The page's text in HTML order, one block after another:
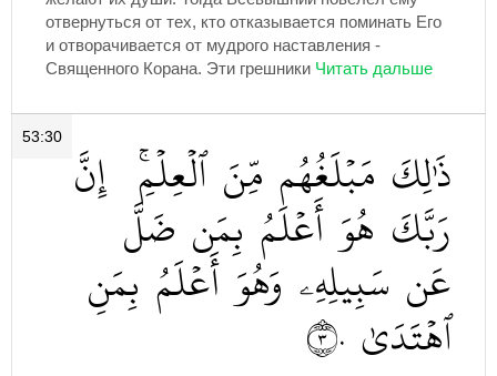
отвернуться от тех, кто отказывается поминать Его
и отворачивается от мудрого наставления -
Священного Корана. Эти грешники
53:30 ذَٰلِكَ مَبۡلَغُهُم مِّنَ ٱلۡعِلۡمِۚ إِنَّ
رَبَّكَ هُوَ أَعۡلَمُ بِمَن ضَلَّ
عَن سَبِيلِهِۦ وَهُوَ أَعۡلَمُ بِمَنِ
ٱهۡتَدَىٰ ٣٠